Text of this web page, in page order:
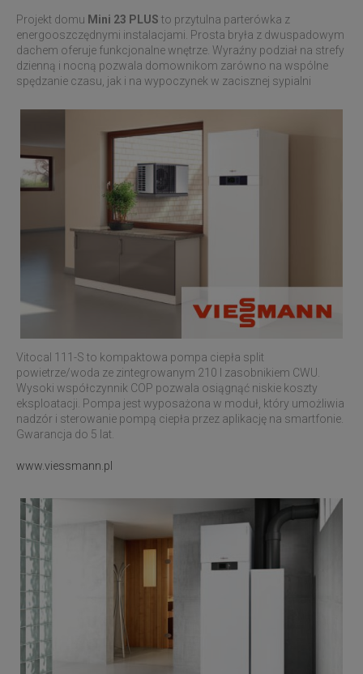
Projekt domu Mini 23 PLUS to przytulna parterówka z
energooszczędnymi instalacjami. Prosta bryła z dwuspadowym
dachem oferuje funkcjonalne wnętrze. Wyraźny podział na strefy
dzienną i nocną pozwala domownikom zarówno na wspólne
spędzanie czasu, jak i na wypoczynek w zacisznej sypialni
Vitocal 111-S to kompaktowa pompa ciepła split
powietrze/woda ze zintegrowanym 210 l zasobnikiem CWU.
Wysoki współczynnik COP pozwala osiągnąć niskie koszty
eksploatacji. Pompa jest wyposażona w moduł, który umożliwia
nadzór i sterowanie pompą ciepła przez aplikację na smartfonie.
Gwarancja do 5 lat.
www.viessmann.pl